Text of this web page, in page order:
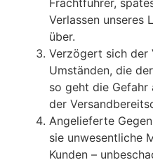
Frachtführer,
Verlassen unseres
über.
Verzögert sich der
Umständen, die
so geht die Gefahr
der
Angelieferte
sie unwesentliche
Kunden –